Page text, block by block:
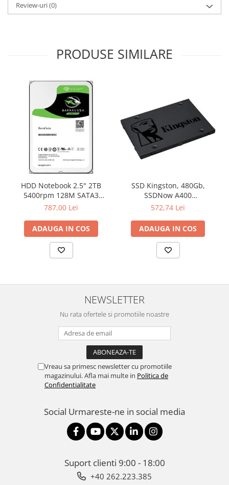
Review-uri(0)
PRODUSE SIMILARE
HDD Notebook 2.5" 2TB
5400rpm 128M SATA3
SEAGATE
787,00 Lei
ADAUGA IN COS
SSD Kingston, 480Gb,
SSDNow A400
"SA400S37/480G"
572,74 Lei
ADAUGA IN COS
NEWSLETTER
Nu rata ofertele si promotiile noastre
Vreau sa primesc newsletter cu promotiile
magazinului. Afla mai multe in Politica de
Confidentialitate
Social Urmareste-ne in social media
Suport clienti 9:00 - 18:00
+40 262.223.385